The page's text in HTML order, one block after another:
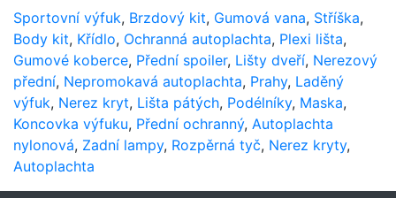
Sportovní výfuk, Brzdový kit, Gumová vana, Stříška,
Body kit, Křídlo, Ochranná autoplachta, Plexi lišta,
Gumové koberce, Přední spoiler, Lišty dveří, Nerezový
přední, Nepromokavá autoplachta, Prahy, Laděný
výfuk, Nerez kryt, Lišta pátých, Podélníky, Maska,
Koncovka výfuku, Přední ochranný, Autoplachta
nylonová, Zadní lampy, Rozpěrná tyč, Nerez kryty,
Autoplachta